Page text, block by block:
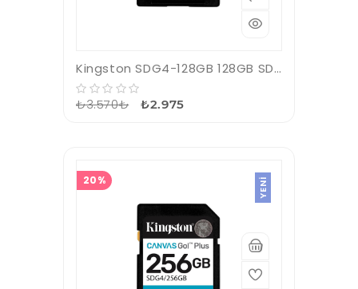
Kingston SDG4-128GB 128GB SDXC Canvas Go Plus Gen4 200MB-s C10 UHS-I U3 V30 Hafıza Kartı
₺3.570₺ ₺2.975
20% YENI